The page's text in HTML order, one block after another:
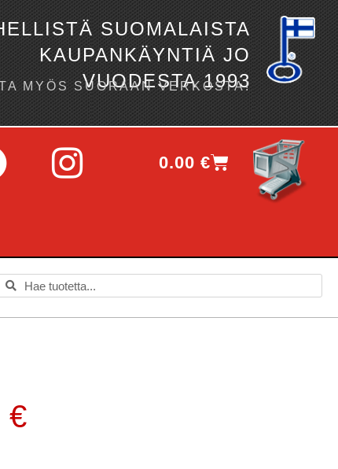
SUOMALAISTA
KAUPANKÄYNTIÄ JO
VUODESTA 1993
MYÖS SUORAAN VERKOSTA!
0.00€
€